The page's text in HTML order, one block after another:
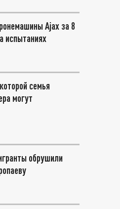
Ajax за 8
испытаниях
семья
могут
обрушили